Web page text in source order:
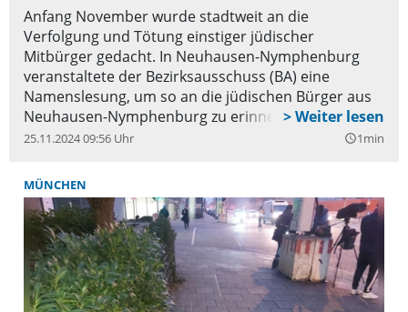
Anfang November wurde stadtweit an die
Verfolgung und Tötung einstiger jüdischer
Mitbürger gedacht. In Neuhausen-Nymphenburg
veranstaltete der Bezirksausschuss (BA) eine
Namenslesung, um so an die jüdischen Bürger aus
Neuhausen-Nymphenburg zu erinnern, die während
der Zeit des Nationalsozialismus ihr Leben verloren.
Rudolf-Diesel-Realschule nahmen an der
Veranstaltung teil und verlasen einige der Namen
und Lebensdaten vor.
25.11.2024 09:56 Uhr query_builder1min
MÜNCHEN